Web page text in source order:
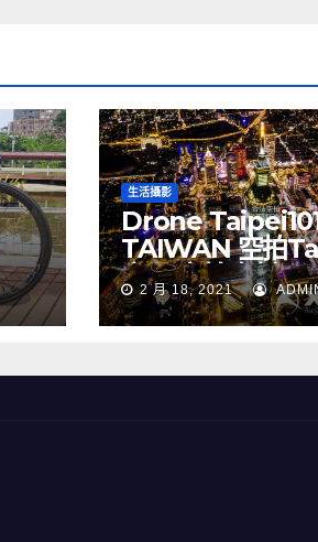
生活攝影
Drone
TAIWAN 空拍
夜景 空拍素材
2 月 18, 2021